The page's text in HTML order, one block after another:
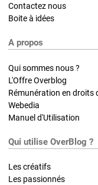
Contactez nous
Boite à idées
A propos
Qui sommes nous ?
L'Offre Overblog
Rémunération en droits
Webedia
Manuel d'Utilisation
Qui utilise OverBlog ?
Les créatifs
Les passionnés